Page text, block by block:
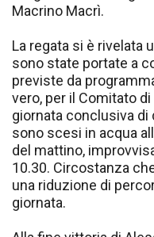
Macrino Macrì.
La regata si è rivelata
sono state portate a
previste da
vero, per il Comitato
giornata conclusiva di
sono scesi in acqua
del mattino,
10.30. Circostanza
una riduzione di
giornata.